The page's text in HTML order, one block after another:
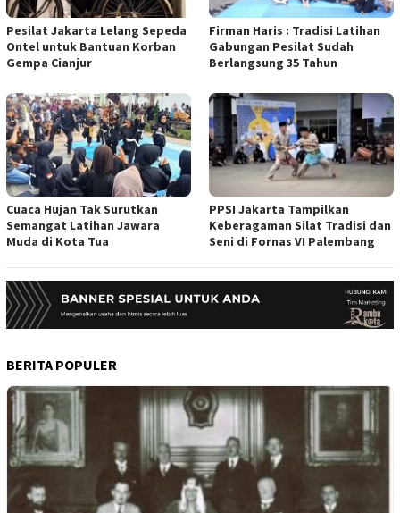
Pesilat Jakarta Lelang Sepeda
Ontel untuk Bantuan Korban
Gempa Cianjur
Firman Haris : Tradisi Latihan
Gabungan Pesilat Sudah
Berlangsung 35 Tahun
Cuaca Hujan Tak Surutkan
Semangat Latihan Jawara
Muda di Kota Tua
PPSI Jakarta Tampilkan
Keberagaman Silat Tradisi dan
Seni di Fornas VI Palembang
BERITA POPULER